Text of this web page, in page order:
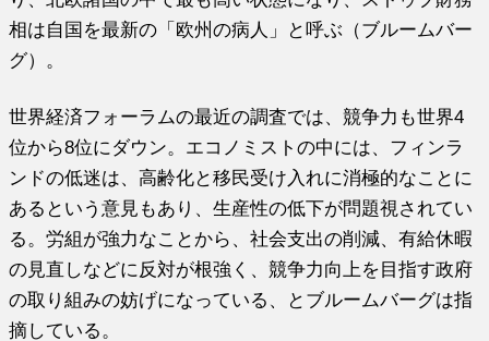
相は自国を最新の「欧州の病人」と呼ぶ（ブルームバー
グ）。
世界経済フォーラムの最近の調査では、競争力も世界4
位から8位にダウン。エコノミストの中には、フィンラ
ンドの低迷は、高齢化と移民受け入れに消極的なことに
あるという意見もあり、生産性の低下が問題視されてい
る。労組が強力なことから、社会支出の削減、有給休暇
の見直しなどに反対が根強く、競争力向上を目指す政府
の取り組みの妨げになっている、とブルームバーグは指
摘している。